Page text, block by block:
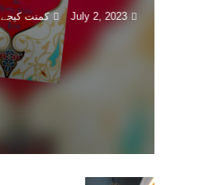
July 2, 2023 کمنت کیجے